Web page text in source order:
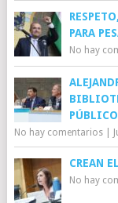
PARA
No hay
No hay comentarios|
CREAN
No hay